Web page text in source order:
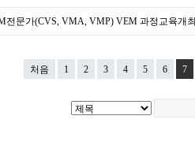
전문가(CVS, VMA, VMP) VEM 과정교육개최
처음 1 2 3 4 5 6 7